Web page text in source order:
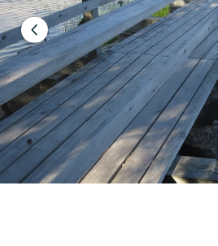
Föregående
bild